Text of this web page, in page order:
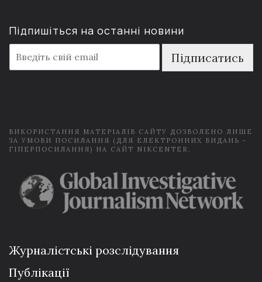
Підпишіться на останні новини
m
a
Підписатись
ВИКОРИСТАННЯ МАТЕРІАЛІВ САЙТУ ДОЗВОЛЕНО ЛИШЕ
ЗА УМОВИ ПОСИЛАННЯ (ДЛЯ ЕЛЕКТРОННИХ ВИДАНЬ -
ГІПЕРПОСИЛАННЯ) НА САЙТ NIKCENTER.
Журналістські розслідування
Публікації